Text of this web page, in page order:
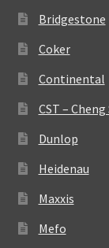
Bridgestone
Coker
Continental
CST – Cheng
Dunlop
Heidenau
Maxxis
Mefo